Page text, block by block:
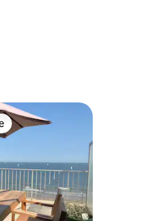
на гостите